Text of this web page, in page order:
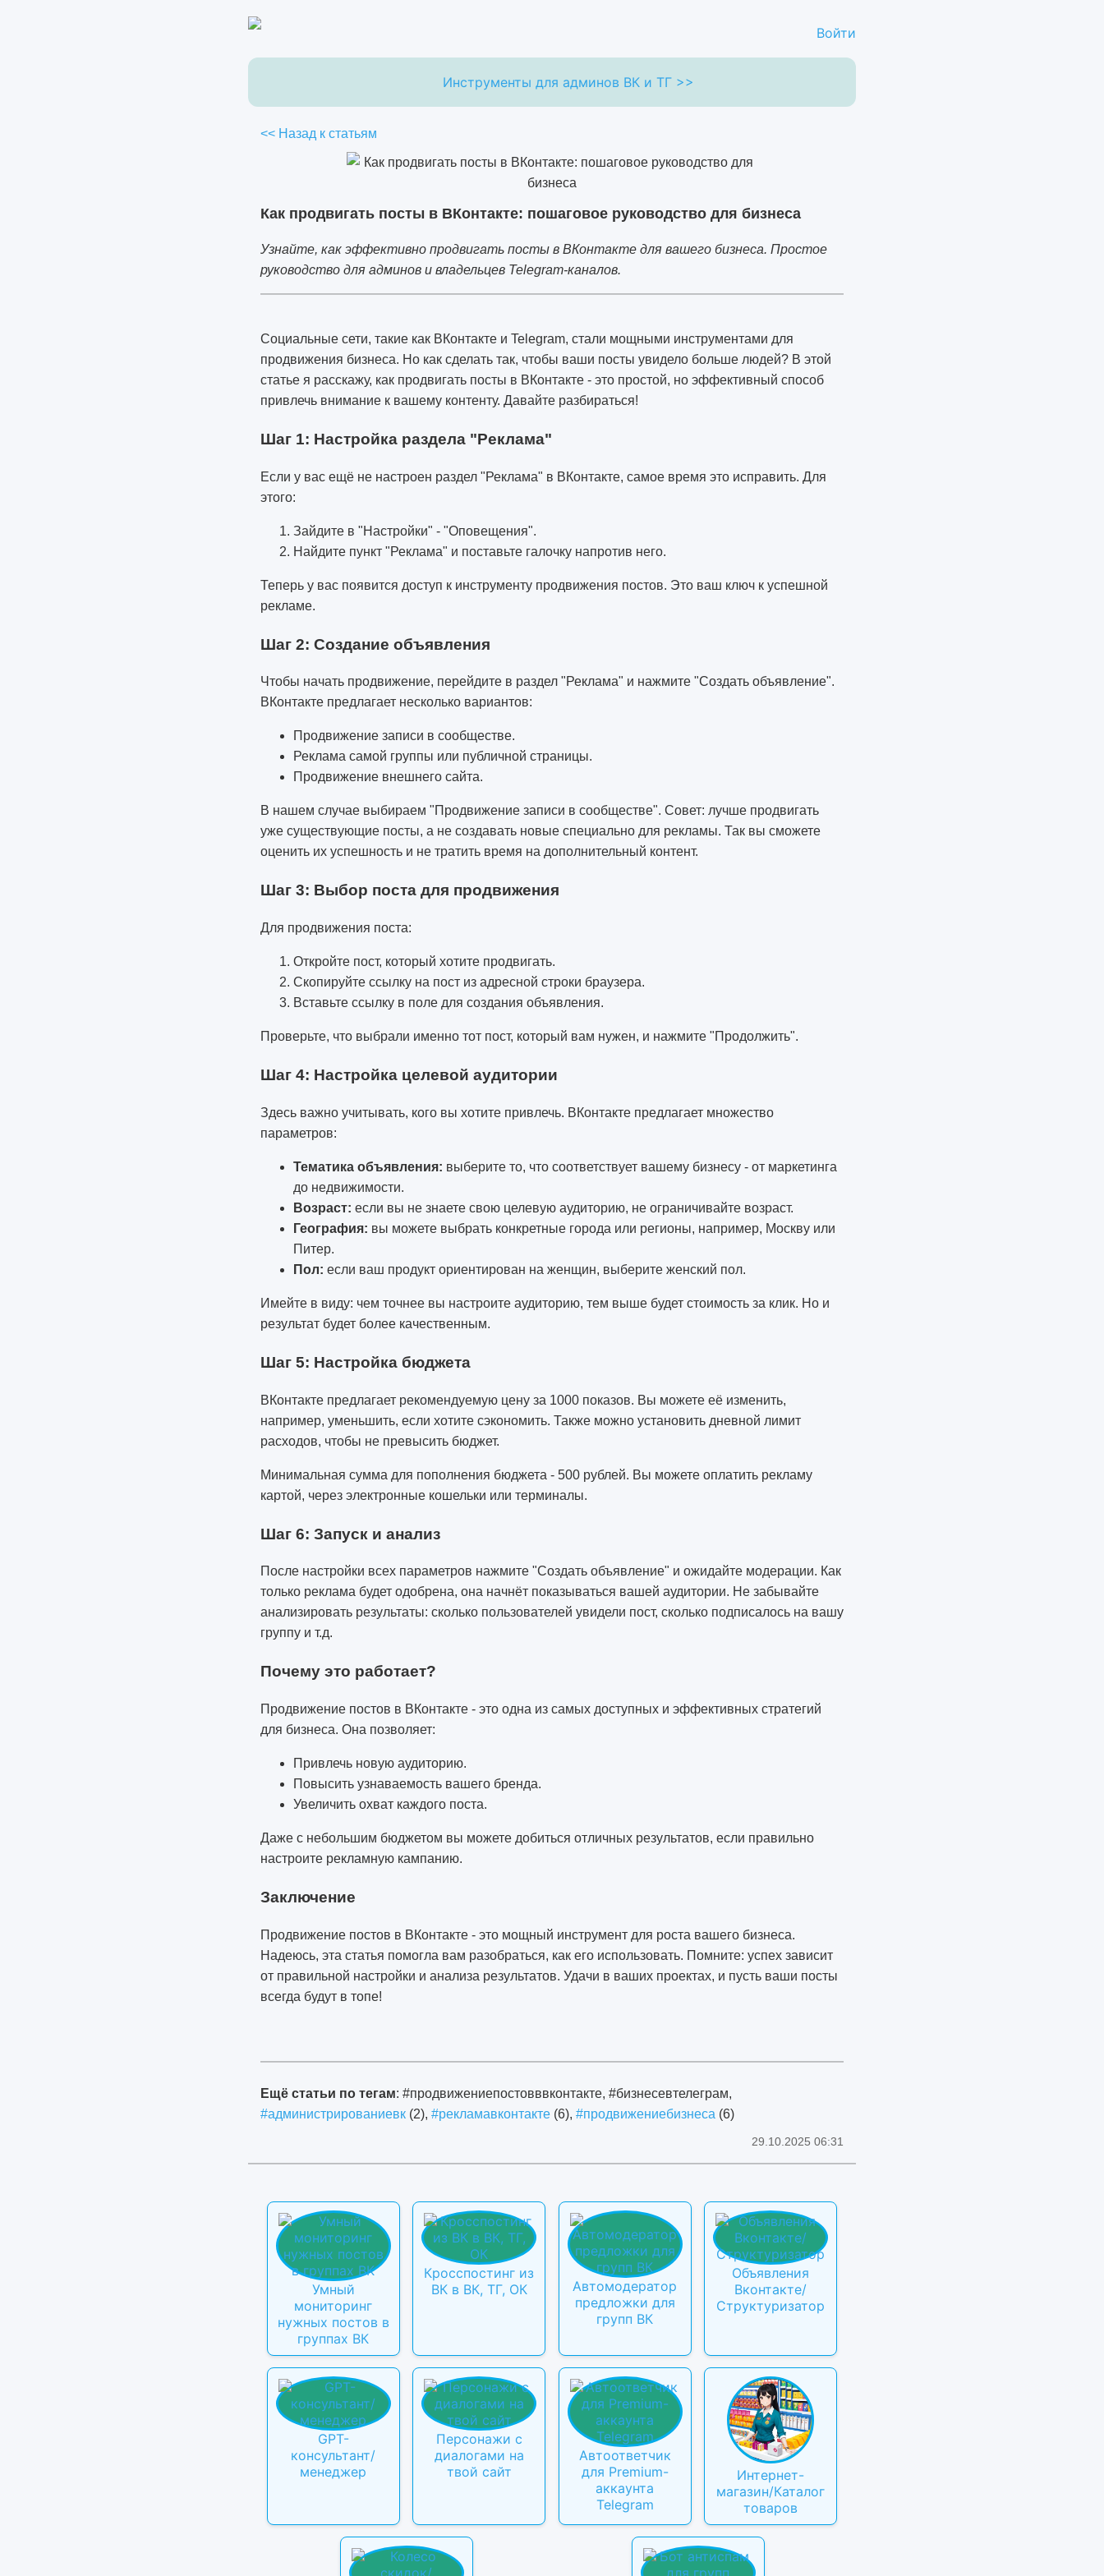
Войти
Инструменты для админов ВК и ТГ >>
<< Назад к статьям
Как продвигать посты в ВКонтакте: пошаговое руководство для бизнеса
Узнайте, как эффективно продвигать посты в ВКонтакте для вашего бизнеса. Простое
руководство для админов и владельцев Telegram-каналов.
Социальные сети, такие как ВКонтакте и Telegram, стали мощными инструментами для
продвижения бизнеса. Но как сделать так, чтобы ваши посты увидело больше людей? В этой
статье я расскажу, как продвигать посты в ВКонтакте - это простой, но эффективный способ
привлечь внимание к вашему контенту. Давайте разбираться!
Шаг 1: Настройка раздела "Реклама"
Если у вас ещё не настроен раздел "Реклама" в ВКонтакте, самое время это исправить. Для
этого:
Зайдите в "Настройки" - "Оповещения".
Найдите пункт "Реклама" и поставьте галочку напротив него.
Теперь у вас появится доступ к инструменту продвижения постов. Это ваш ключ к успешной
рекламе.
Шаг 2: Создание объявления
Чтобы начать продвижение, перейдите в раздел "Реклама" и нажмите "Создать объявление".
ВКонтакте предлагает несколько вариантов:
Продвижение записи в сообществе.
Реклама самой группы или публичной страницы.
Продвижение внешнего сайта.
В нашем случае выбираем "Продвижение записи в сообществе". Совет: лучше продвигать
уже существующие посты, а не создавать новые специально для рекламы. Так вы сможете
оценить их успешность и не тратить время на дополнительный контент.
Шаг 3: Выбор поста для продвижения
Для продвижения поста:
Откройте пост, который хотите продвигать.
Скопируйте ссылку на пост из адресной строки браузера.
Вставьте ссылку в поле для создания объявления.
Проверьте, что выбрали именно тот пост, который вам нужен, и нажмите "Продолжить".
Шаг 4: Настройка целевой аудитории
Здесь важно учитывать, кого вы хотите привлечь. ВКонтакте предлагает множество
параметров:
Тематика объявления: выберите то, что соответствует вашему бизнесу - от маркетинга
до недвижимости.
Возраст: если вы не знаете свою целевую аудиторию, не ограничивайте возраст.
География: вы можете выбрать конкретные города или регионы, например, Москву или
Питер.
Пол: если ваш продукт ориентирован на женщин, выберите женский пол.
Имейте в виду: чем точнее вы настроите аудиторию, тем выше будет стоимость за клик. Но и
результат будет более качественным.
Шаг 5: Настройка бюджета
ВКонтакте предлагает рекомендуемую цену за 1000 показов. Вы можете её изменить,
например, уменьшить, если хотите сэкономить. Также можно установить дневной лимит
расходов, чтобы не превысить бюджет.
Минимальная сумма для пополнения бюджета - 500 рублей. Вы можете оплатить рекламу
картой, через электронные кошельки или терминалы.
Шаг 6: Запуск и анализ
После настройки всех параметров нажмите "Создать объявление" и ожидайте модерации. Как
только реклама будет одобрена, она начнёт показываться вашей аудитории. Не забывайте
анализировать результаты: сколько пользователей увидели пост, сколько подписалось на вашу
группу и т.д.
Почему это работает?
Продвижение постов в ВКонтакте - это одна из самых доступных и эффективных стратегий
для бизнеса. Она позволяет:
Привлечь новую аудиторию.
Повысить узнаваемость вашего бренда.
Увеличить охват каждого поста.
Даже с небольшим бюджетом вы можете добиться отличных результатов, если правильно
настроите рекламную кампанию.
Заключение
Продвижение постов в ВКонтакте - это мощный инструмент для роста вашего бизнеса.
Надеюсь, эта статья помогла вам разобраться, как его использовать. Помните: успех зависит
от правильной настройки и анализа результатов. Удачи в ваших проектах, и пусть ваши посты
всегда будут в топе!
Ещё статьи по тегам: #продвижениепостовввконтакте, #бизнесевтелеграм,
#администрированиевк (2), #рекламавконтакте (6), #продвижениебизнеса (6)
29.10.2025 06:31
Умный
мониторинг
нужных постов в
группах ВК
Кросспостинг из
ВК в ВК, ТГ, ОК
Автомодератор
предложки для
групп ВК
Объявления
Вконтакте/
Структуризатор
GPT-
консультант/
менеджер
Персонажи с
диалогами на
твой сайт
Автоответчик
для Premium-
аккаунта
Telegram
Интернет-
магазин/Каталог
товаров